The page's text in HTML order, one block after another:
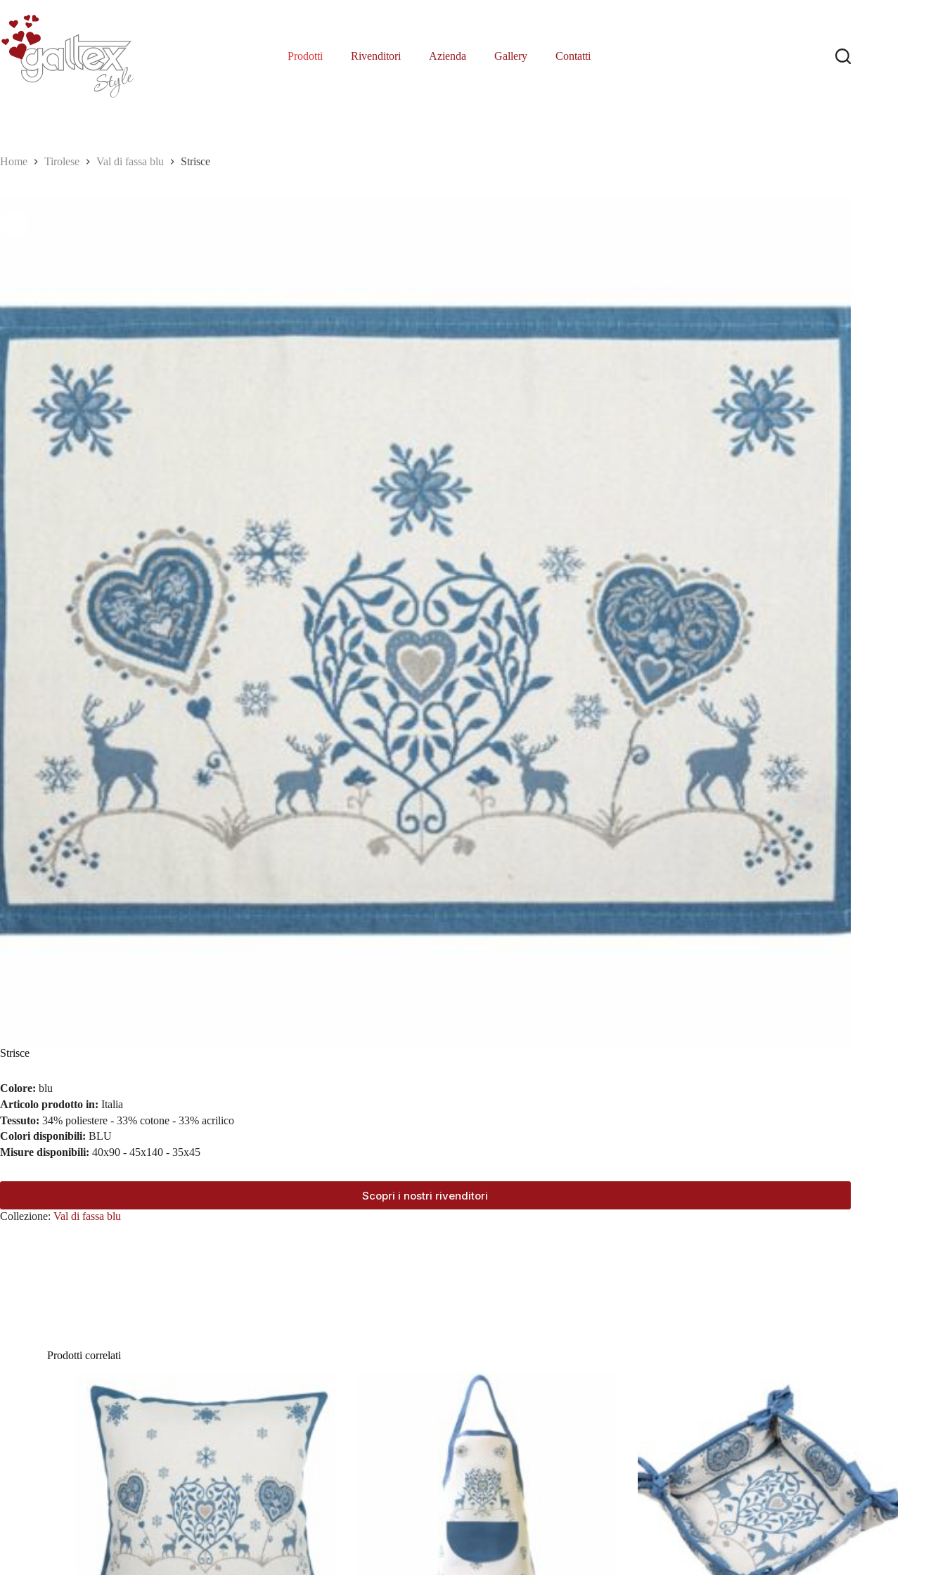
contenuto
Prodotti Rivenditori Azienda Gallery Contatti
Home Tirolese Val di fassa blu Strisce
Strisce
Colore: blu
Articolo prodotto in: Italia
Tessuto: 34% poliestere - 33% cotone - 33% acrilico
Colori disponibili: BLU
Misure disponibili: 40x90 - 45x140 - 35x45
Scopri i nostri rivenditori
Collezione: Val di fassa blu
Prodotti correlati